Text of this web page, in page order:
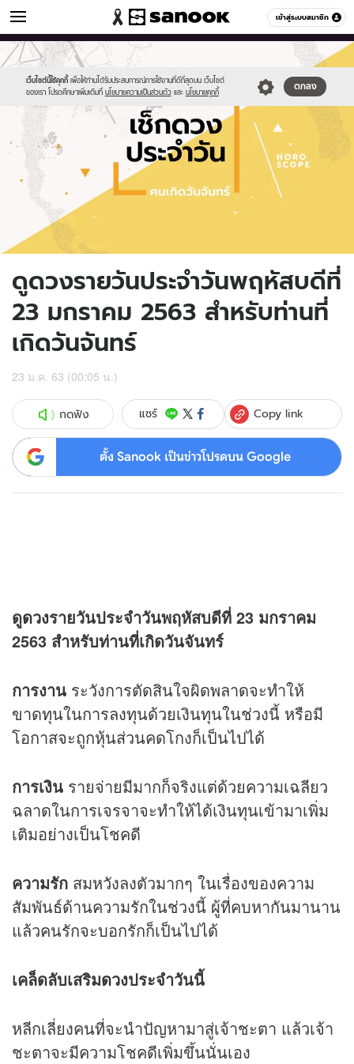
เข้าสู่ระบบสมาชิก
ดูดวง หมวดอื่นๆ
เว็บไซต์นี้ใช้คุกกี้ เพื่อให้ท่านได้รับประสบการณ์การใช้งานที่ดีที่สุดบน เว็บไซต์
ของเรา โปรดศึกษาเพิ่มเติมที่ นโยบายความเป็นส่วนตัว และ นโยบายคุกกี้
ตกลง
Sanook
//s.isanook.com/sr/0/images/logo-
new-
sanook.png
600
60
//s.isanook.com/ho/0/ud/fxd/day/daily-
horoscope-
monday.jpg
ดูดวงรายวันประจำวันพฤหัสบดีที่
23 มกราคม 2563 สำหรับท่านที่
เกิดวันจันทร์
23 ม.ค. 63 (00:05 น.)
กดฟัง แชร์ Copy link
ตั้ง Sanook เป็นข่าวโปรดบน Google
ดูดวงรายวันประจำวันพฤหัสบดีที่ 23 มกราคม
2563 สำหรับท่านที่เกิดวันจันทร์
การงาน ระวังการตัดสินใจผิดพลาดจะทำให้
ขาดทุนในการลงทุนด้วยเงินทุนในช่วงนี้ หรือมี
โอกาสจะถูกหุ้นส่วนคดโกงก็เป็นไปได้
การเงิน รายจ่ายมีมากก็จริงแต่ด้วยความเฉลียว
ฉลาดในการเจรจาจะทำให้ได้เงินทุนเข้ามาเพิ่ม
เติมอย่างเป็นโชคดี
ความรัก สมหวังลงตัวมากๆ ในเรื่องของความ
สัมพันธ์ด้านความรักในช่วงนี้ ผู้ที่คบหากันมานาน
แล้วคนรักจะบอกรักก็เป็นไปได้
เคล็ดลับเสริมดวงประจำวันนี้
หลีกเลี่ยงคนที่จะนำปัญหามาสู่เจ้าชะตา แล้วเจ้า
ชะตาจะมีความโชคดีเพิ่มขึ้นนั่นเอง